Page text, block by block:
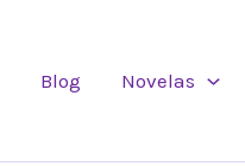
Blog Novelas